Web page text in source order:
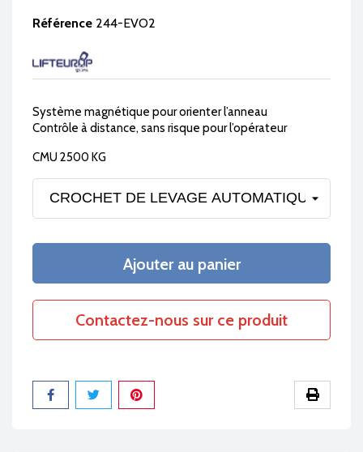
Référence 244-EVO2
Système magnétique pour orienter l’anneau
Contrôle à distance, sans risque pour l’opérateur
CMU 2500 KG
Ajouter au panier
Contactez-nous sur ce produit
Partager